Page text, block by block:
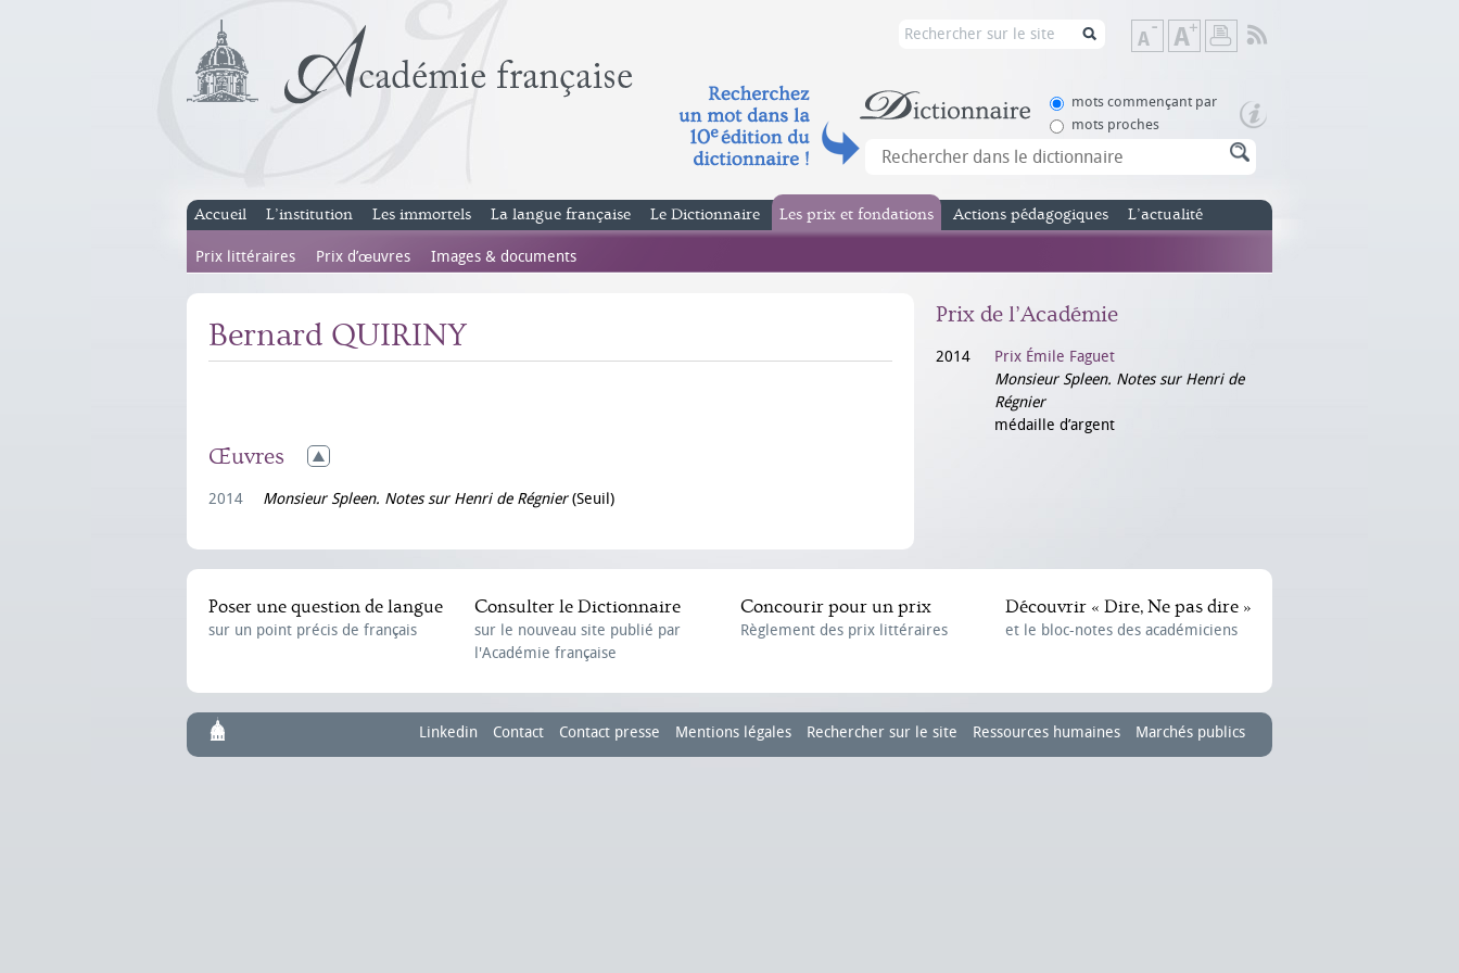
Diminuer
la
de
Augmenter
la
de
mots commençant par
mots proches
Accueil L’institution Les immortels La langue française Le Dictionnaire Les prix et fondations
Prix littéraires Prix d’œuvres Images & documents
Actions pédagogiques L’actualité
Bernard QUIRINY
Œuvres
2014 Monsieur Spleen. Notes sur Henri de Régnier(Seuil)
Prix de l’Académie
2014
Prix Émile Faguet
Monsieur Spleen. Notes sur Henri de
Régnier
médaille d’argent
Poser une question de langue
sur un point précis de français
Consulter le Dictionnaire
sur le nouveau site publié par
l'Académie française
Concourir pour un prix
Règlement des prix littéraires
Découvrir « Dire, Ne pas dire »
et le bloc-notes des académiciens
Linkedin Contact Contact presse Mentions légales Rechercher sur le site Ressources humaines Marchés publics